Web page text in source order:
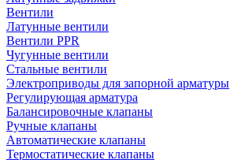
Вентили
Латунные вентили
Вентили PPR
Чугунные вентили
Стальные вентили
Электроприводы для запорной арматуры
Регулирующая арматура
Балансировочные клапаны
Ручные клапаны
Автоматические клапаны
Термостатические клапаны